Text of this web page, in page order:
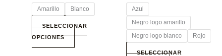
Amarillo Blanco
SELECCIONAR
OPCIONES
opciones
se
Azul
Negro logo amarillo
Negro logo blanco
Rojo
SELECCIONAR
se
pueden
elegir